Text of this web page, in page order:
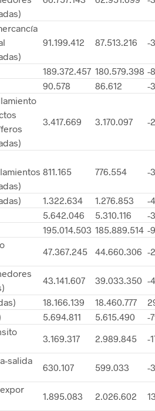
91.199.412 87.513.216 -
189.372.457 180.579.398 -
90.578 86.612 -
3.417.669 3.170.097 -
811.165 776.554 -
1.322.634 1.276.853
-
5.642.046 5.310.116
-
195.014.503 185.889.514 -
47.367.245 44.660.306 -
43.141.607 39.033.350 -
18.166.139 18.460.777
5.694.811 5.615.490
-
3.169.317 2.989.845
-
salida
630.107 599.033
-
1.895.083 2.026.602